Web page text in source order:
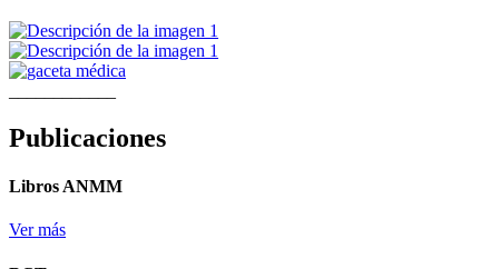
Publicaciones
Libros ANMM
Ver más